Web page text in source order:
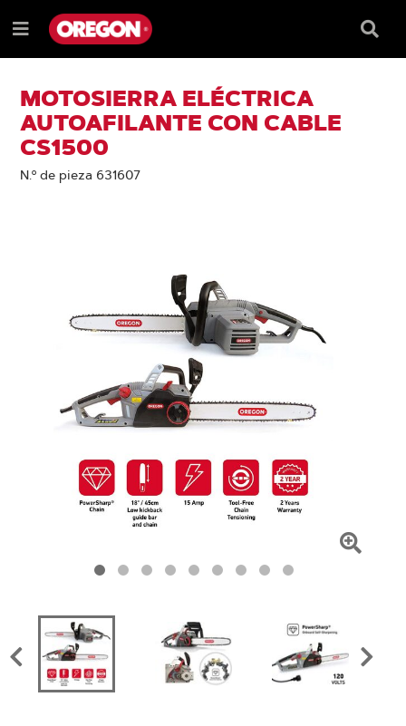
AL
CONTENIDO
AL
DE
Menú
de
MOTOSIERRA ELÉCTRICA
AUTOAFILANTE CON CABLE
CS1500
N.º de pieza 631607
la